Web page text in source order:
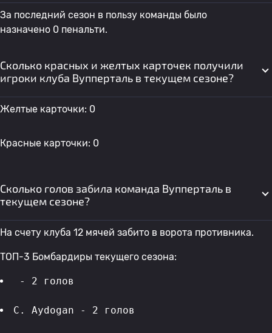
За последний сезон в пользу команды было
назначено 0 пенальти.
Сколько красных и желтых карточек получили
игроки клуба Вупперталь в текущем сезоне?
Желтые карточки: 0
Красные карточки: 0
Сколько голов забила команда Вупперталь в
текущем сезоне?
На счету клуба 12 мячей забито в ворота противника.
ТОП-3 Бомбардиры текущего сезона:
- 2 голов
C. Aydogan - 2 голов